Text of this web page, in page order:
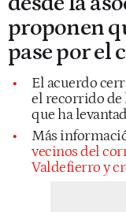
proponen
pase por el
El acuerdo
el recorrido de
que ha
Más
vecinos del
Valdefierro y